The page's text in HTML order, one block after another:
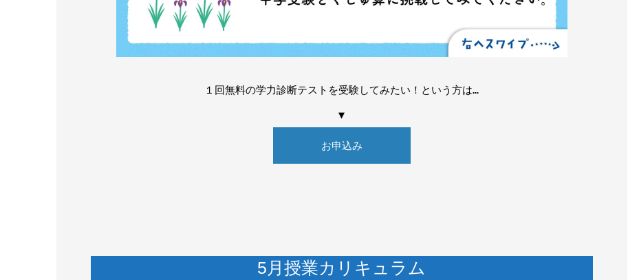
１回無料の学力診断テストを受験してみたい！という方は…
▼
お申込み
5月授業カリキュラム